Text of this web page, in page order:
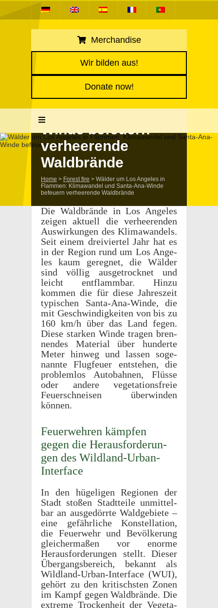
Merchandise
Wir bilden aus!
Donate now!
Wälder um Los
Ange­les in Flam­
men: Klimawan­del
und Santa-Ana-
Winde befeuern
verheerende
Waldbrände
Home > Forest fire > Wälder um Los Ange­les in
Flam­men: Klimawan­del und Santa-Ana-Winde
befeuern verheerende Waldbrände
Die Wald­brände in Los Ange­les
zeigen aktuell die verheeren­den
Auswirkun­gen des Klimawan­dels.
Seit einem dreivier­tel Jahr hat es
in der Region rund um Los Ange­
les kaum gereg­net, die Wälder
sind völlig ausgetrock­net und
leicht entflamm­bar. Hinzu
kommen die für diese Jahreszeit
typis­chen Santa-Ana-Winde, die
mit Geschwindigkeiten von bis zu
160 km/h über das Land fegen.
Diese starken Winde tragen bren­
nen­des Mate­r­ial über hunderte
Meter hinweg und lassen soge­
nan­nte Flugfeuer entste­hen, die
prob­lem­los Auto­bah­nen, Flüsse
oder andere vege­ta­tions­freie
Feuer­schneisen über­winden
können.
Feuer­wehren kämpfen
gegen die Heraus­forderun­
gen des Wildland-Urban-
Interface
In den hügeli­gen Regio­nen der
Stadt stoßen Stadt­teile unmit­tel­
bar an ausgedör­rte Waldge­bi­ete –
eine gefährliche Konstel­la­tion,
die Feuer­wehr und Bevölkerung
gleicher­maßen vor enorme
Heraus­forderun­gen stellt. Dieser
Über­gangs­bere­ich, bekannt als
Wild­land-Urban-Inter­face (WUI),
gehört zu den kritis­chsten Zonen
im Kampf gegen Wald­brände. Die
extreme Trock­en­heit der Vege­ta­